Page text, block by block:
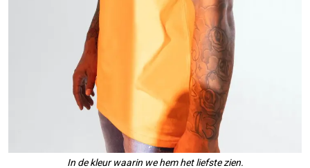
In de kleur waarin we hem het liefste zien.